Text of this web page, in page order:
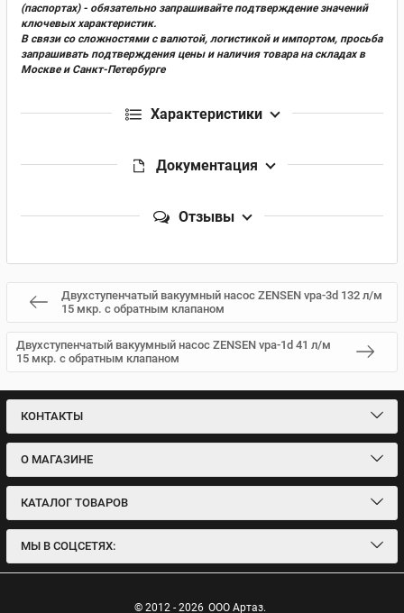
(паспортах) - обязательно запрашивайте подтверждение значений
ключевых характеристик.
В связи со сложностями с валютой, логистикой и импортом, просьба
запрашивать подтверждения цены и наличия товара на складах в
Москве и Санкт-Петербурге
Характеристики
Документация
Отзывы
Двухступенчатый вакуумный насос ZENSEN vpa-3d 132 л/м
15 мкр. c обратным клапаном
Двухступенчатый вакуумный насос ZENSEN vpa-1d 41 л/м
15 мкр. c обратным клапаном
КОНТАКТЫ
О МАГАЗИНЕ
КАТАЛОГ ТОВАРОВ
МЫ В СОЦСЕТЯХ:
© 2012 - 2026 ООО Артаз.